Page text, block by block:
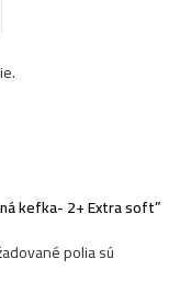
kefka- 2+ Extra soft”
polia sú